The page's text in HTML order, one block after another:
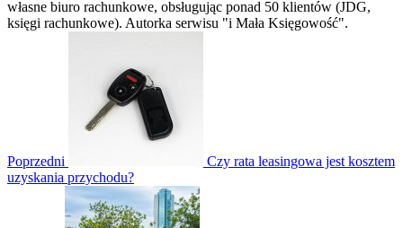
własne biuro rachunkowe, obsługując ponad 50 klientów (JDG,
księgi rachunkowe). Autorka serwisu "i Mała Księgowość".
Poprzedni
Czy rata leasingowa jest kosztem
uzyskania przychodu?